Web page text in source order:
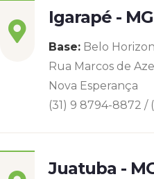
Igarapé - MG
Base: Belo
Rua Marcos de
Nova Esperança
(31) 9 8794-8872 /
Juatuba -